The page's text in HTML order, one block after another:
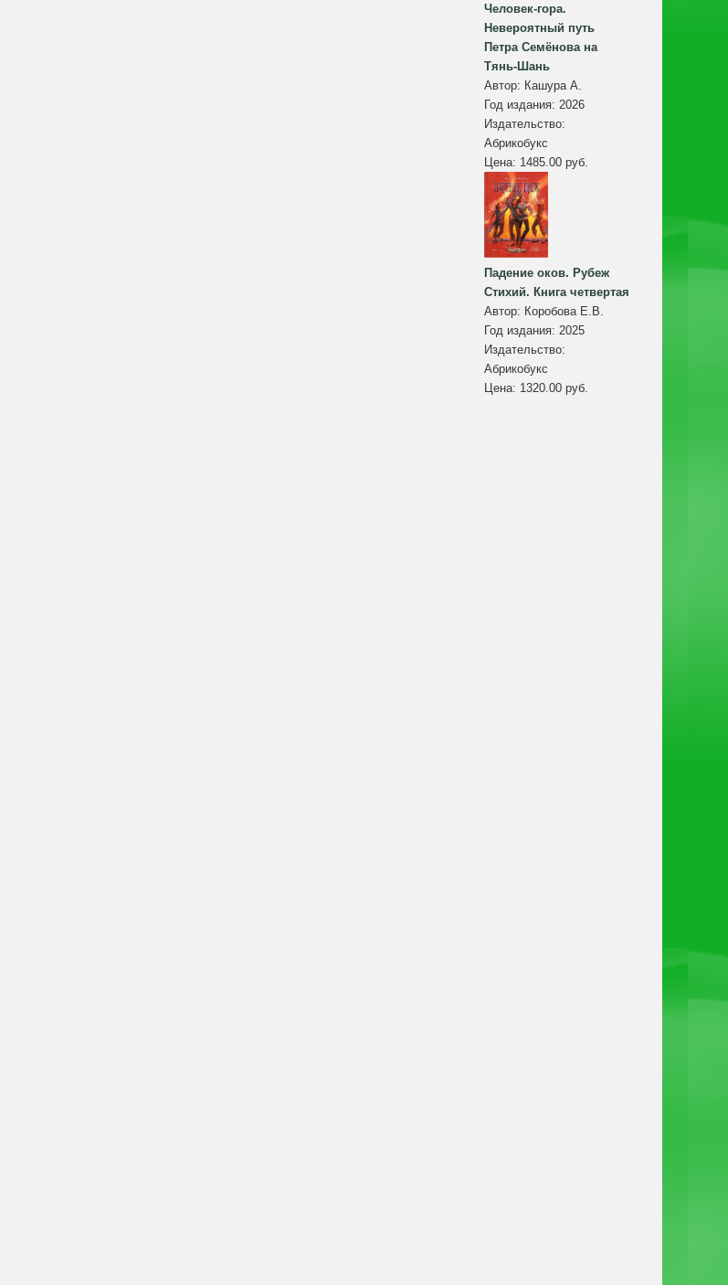
Человек-гора.
Невероятный путь
Петра Семёнова на
Тянь-Шань
Автор: Кашура А.
Год издания: 2026
Издательство:
Абрикобукс
Цена: 1485.00 руб.
Падение оков. Рубеж
Стихий. Книга четвертая
Автор: Коробова Е.В.
Год издания: 2025
Издательство:
Абрикобукс
Цена: 1320.00 руб.